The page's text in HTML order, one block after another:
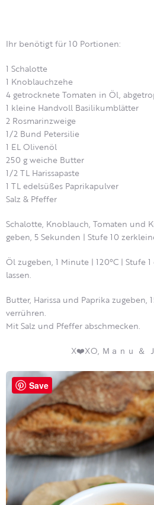
Ihr benötigt für 10 Portionen:
1 Schalotte
1 Knoblauchzehe
4 getrocknete Tomaten in Öl,
1 kleine Handvoll Basilikumblätter
2 Rosmarinzweige
1/2 Bund Petersilie
1 EL Olivenöl
250 g weiche Butter
1/2 TL Harissapaste
1 TL edelsüßes Paprikapulver
Salz & Pfeffer
Schalotte, Knoblauch, Tomaten und
geben, 5 Sekunden | Stufe 10
Öl zugeben, 1 Minute | 120°C | Stufe
lassen.
Butter, Harissa und Paprika zugeben,
verrühren.
Mit Salz und Pfeffer abschmecken.
X❤️XO, Ｍａｎｕ ＆
Save